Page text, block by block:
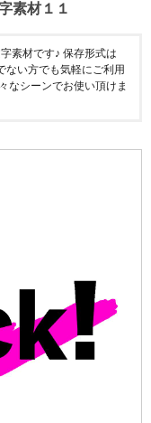
素材１１
素材です♪ 保存形式は
ない方でも気軽にご利用
なシーンでお使い頂けま